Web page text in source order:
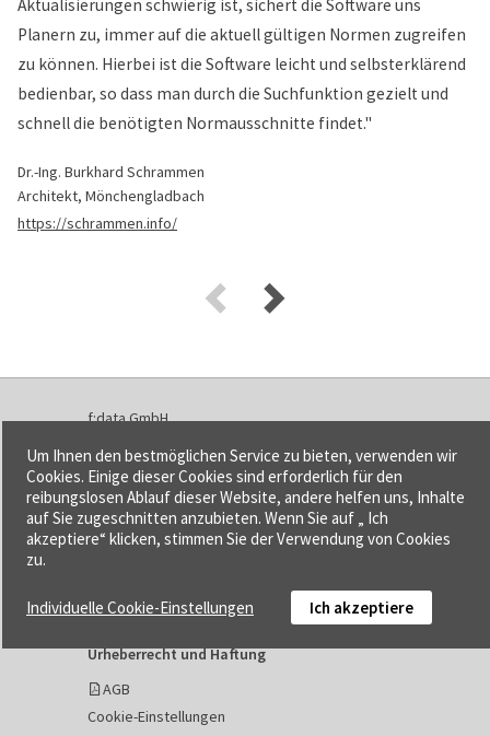
Aktualisierungen schwierig ist, sichert die Software uns
Planern zu, immer auf die aktuell gültigen Normen zugreifen
zu können. Hierbei ist die Software leicht und selbsterklärend
bedienbar, so dass man durch die Suchfunktion gezielt und
schnell die benötigten Normausschnitte findet."
Dr.-Ing. Burkhard Schrammen
Architekt, Mönchengladbach
https://schrammen.info/
f:data GmbH
Tel. 03643 778140-0
Fax 03643 778140-1
info@fdata.de
Impressum
Urheberrecht und Haftung
AGB
Cookie-Einstellungen
Um Ihnen den bestmöglichen Service zu bieten, verwenden wir
Cookies. Einige dieser Cookies sind erforderlich für den
reibungslosen Ablauf dieser Website, andere helfen uns, Inhalte
auf Sie zugeschnitten anzubieten. Wenn Sie auf „ Ich
akzeptiere“ klicken, stimmen Sie der Verwendung von Cookies
zu.
Individuelle Cookie-Einstellungen Ich akzeptiere